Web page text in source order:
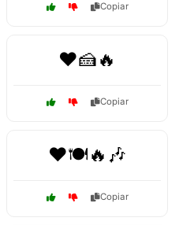
Copiar
❤️🍰🔥
Copiar
❤️🍽️🔥🎶
Copiar